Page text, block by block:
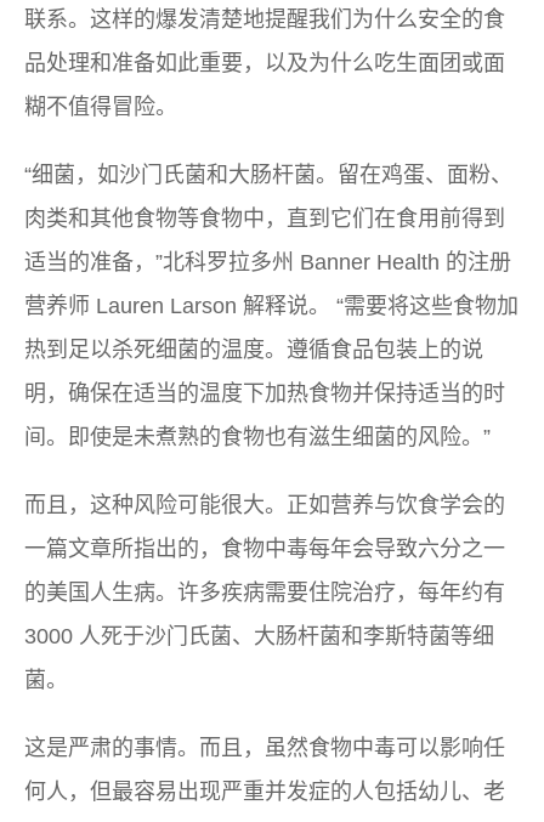
联系。这样的爆发清楚地提醒我们为什么安全的食
品处理和准备如此重要，以及为什么吃生面团或面
糊不值得冒险。
“细菌，如沙门氏菌和大肠杆菌。留在鸡蛋、面粉、
肉类和其他食物等食物中，直到它们在食用前得到
适当的准备，”北科罗拉多州 Banner Health 的注册
营养师 Lauren Larson 解释说。 “需要将这些食物加
热到足以杀死细菌的温度。遵循食品包装上的说
明，确保在适当的温度下加热食物并保持适当的时
间。即使是未煮熟的食物也有滋生细菌的风险。”
而且，这种风险可能很大。正如营养与饮食学会的
一篇文章所指出的，食物中毒每年会导致六分之一
的美国人生病。许多疾病需要住院治疗，每年约有
3000 人死于沙门氏菌、大肠杆菌和李斯特菌等细
菌。
这是严肃的事情。而且，虽然食物中毒可以影响任
何人，但最容易出现严重并发症的人包括幼儿、老